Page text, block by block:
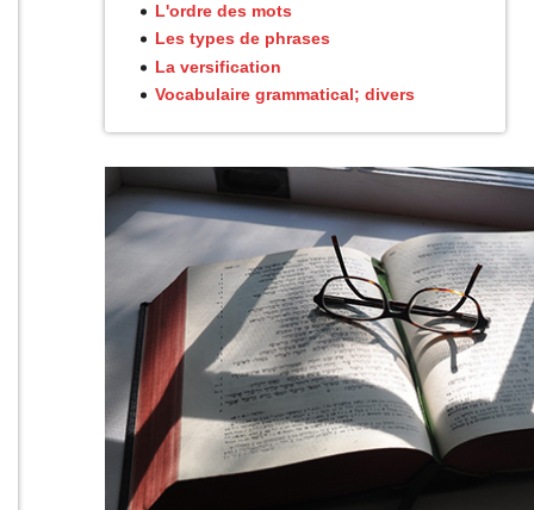
L'ordre des mots
Les types de phrases
La versification
Vocabulaire grammatical; divers